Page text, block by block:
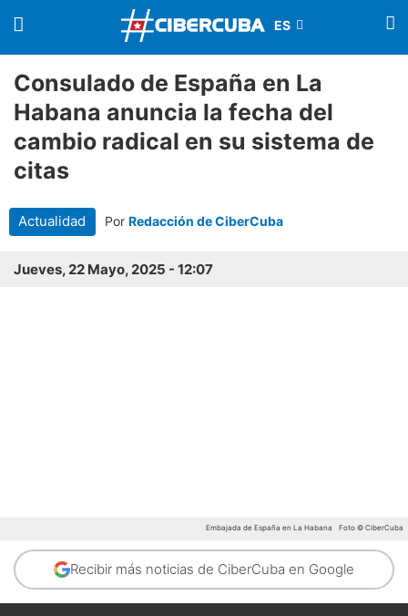
Consulado de España en La
Habana anuncia la fecha del
cambio radical en su sistema de
citas
Actualidad Por Redacción de CiberCuba
Jueves, 22 Mayo, 2025 - 12:07
Embajada de España en La Habana Foto © CiberCuba
Recibir más noticias de CiberCuba en Google